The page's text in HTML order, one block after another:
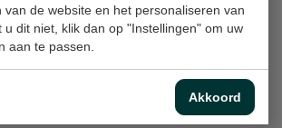
van de website en het personaliseren van
u dit niet, klik dan op "Instellingen" om uw
aan te passen.
Akkoord
Print & Sign is: